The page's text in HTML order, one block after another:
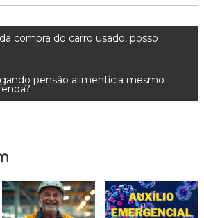
compra do carro usado, posso
pensão alimentícia mesmo